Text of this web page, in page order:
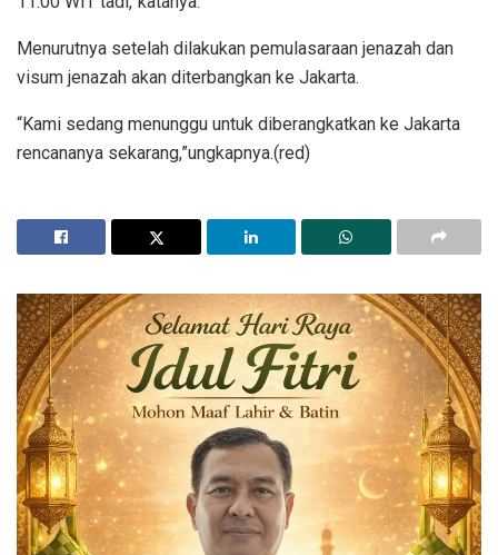
Menurutnya setelah dilakukan pemulasaraan jenazah dan
visum jenazah akan diterbangkan ke Jakarta.
“Kami sedang menunggu untuk diberangkatkan ke Jakarta
rencananya sekarang,”ungkapnya.(red)